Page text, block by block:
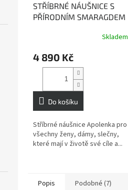
STŘÍBRNÉ NÁUŠNICE S
PŘÍRODNÍM SMARAGDEM
kámen bohatství a moci
Skladem
4 890 Kč
Do košíku
Stříbrné náušnice Apolenka pro
všechny ženy, dámy, slečny,
které mají v životě své cíle a...
Popis Podobné (7)